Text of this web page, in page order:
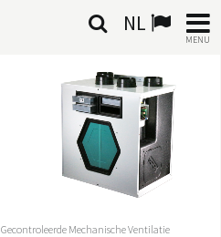
NL
MENU
Gecontroleerde Mechanische Ventilatie